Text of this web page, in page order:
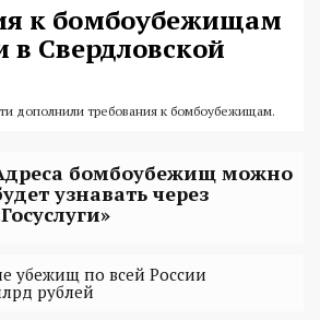
к бомбоубежищам
в Свердловской
дополнили требования к бомбоубежищам.
бомбоубежищ можно
узнавать через
убежищ по всей России
рублей